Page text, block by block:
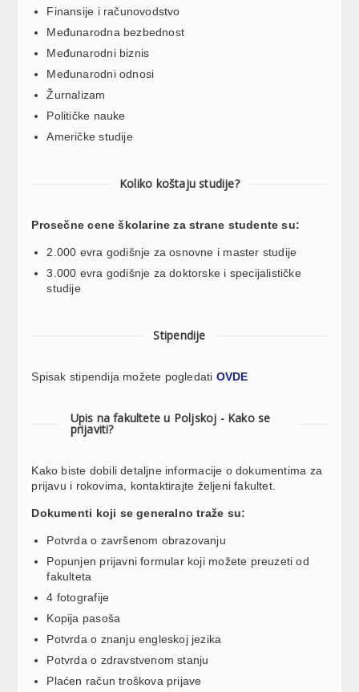
Finansije i računovodstvo
Međunarodna bezbednost
Međunarodni biznis
Međunarodni odnosi
Žurnalizam
Političke nauke
Američke studije
Koliko koštaju studije?
Prosečne cene školarine za strane studente su:
2.000 evra godišnje za osnovne i master studije
3.000 evra godišnje za doktorske i specijalističke
studije
Stipendije
Spisak stipendija možete pogledati OVDE
Upis na fakultete u Poljskoj - Kako se
prijaviti?
Kako biste dobili detaljne informacije o dokumentima za
prijavu i rokovima, kontaktirajte željeni fakultet.
Dokumenti koji se generalno traže su:
Potvrda o završenom obrazovanju
Popunjen prijavni formular koji možete preuzeti od
fakulteta
4 fotografije
Kopija pasoša
Potvrda o znanju engleskoj jezika
Potvrda o zdravstvenom stanju
Plaćen račun troškova prijave